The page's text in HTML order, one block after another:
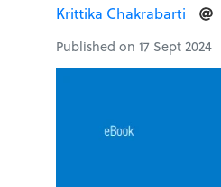
Krittika Chakrabarti
Published on 17 Sept 2024